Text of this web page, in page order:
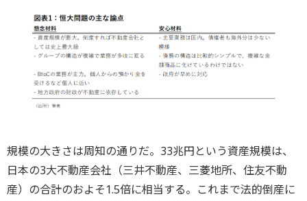
規模の大きさは周知の通りだ。33兆円という資産規模は、
日本の3大不動産会社（三井不動産、三菱地所、住友不動
産）の合計のおよそ1.5倍に相当する。これまで法的倒産に